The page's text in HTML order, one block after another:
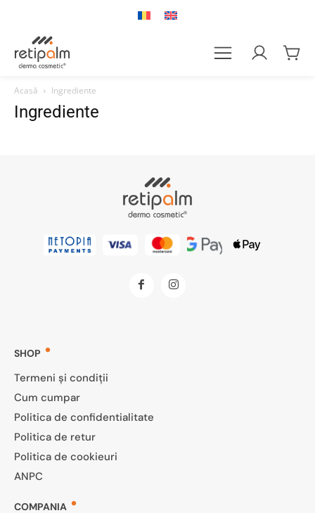
Acasă Ingrediente
Ingrediente
SHOP
Termeni și condiții
Cum cumpar
Politica de confidentialitate
Politica de retur
Politica de cookieuri
ANPC
COMPANIA